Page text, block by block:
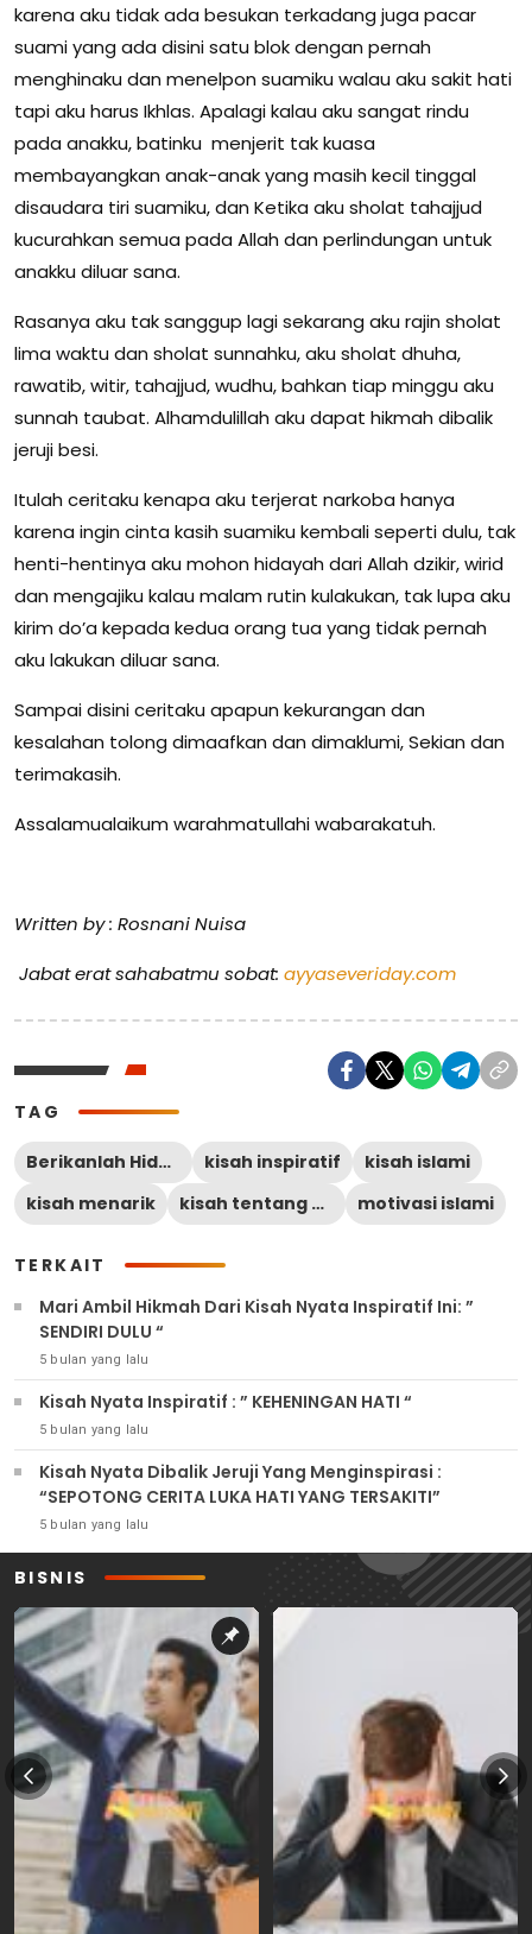
karena aku tidak ada besukan terkadang juga pacar
suami yang ada disini satu blok dengan pernah
menghinaku dan menelpon suamiku walau aku sakit hati
tapi aku harus Ikhlas. Apalagi kalau aku sangat rindu
pada anakku, batinku menjerit tak kuasa
membayangkan anak-anak yang masih kecil tinggal
disaudara tiri suamiku, dan Ketika aku sholat tahajjud
kucurahkan semua pada Allah dan perlindungan untuk
anakku diluar sana.
Rasanya aku tak sanggup lagi sekarang aku rajin sholat
lima waktu dan sholat sunnahku, aku sholat dhuha,
rawatib, witir, tahajjud, wudhu, bahkan tiap minggu aku
sunnah taubat. Alhamdulillah aku dapat hikmah dibalik
jeruji besi.
Itulah ceritaku kenapa aku terjerat narkoba hanya
karena ingin cinta kasih suamiku kembali seperti dulu, tak
henti-hentinya aku mohon hidayah dari Allah dzikir, wirid
dan mengajiku kalau malam rutin kulakukan, tak lupa aku
kirim do’a kepada kedua orang tua yang tidak pernah
aku lakukan diluar sana.
Sampai disini ceritaku apapun kekurangan dan
kesalahan tolong dimaafkan dan dimaklumi, Sekian dan
terimakasih.
Assalamualaikum warahmatullahi wabarakatuh.
Written by : Rosnani Nuisa
Jabat erat sahabatmu sobat: ayyaseveriday.com
TAG
Berikanlah Hidayahmu Ya Allah kisah inspiratif
kisah islami
kisah menarik
kisah tentang hidayah motivasi islami
TERKAIT
Mari Ambil Hikmah Dari Kisah Nyata Inspiratif Ini: ”
SENDIRI DULU “
5 bulan yang lalu
Kisah Nyata Inspiratif : ” KEHENINGAN HATI “
5 bulan yang lalu
Kisah Nyata Dibalik Jeruji Yang Menginspirasi :
“SEPOTONG CERITA LUKA HATI YANG TERSAKITI”
5 bulan yang lalu
BISNIS